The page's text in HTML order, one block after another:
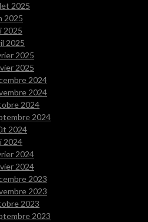
2025
2025
2025
2025
2025
2025
2024
2024
2024
2024
2024
2024
2024
2024
2023
2023
2023
2023